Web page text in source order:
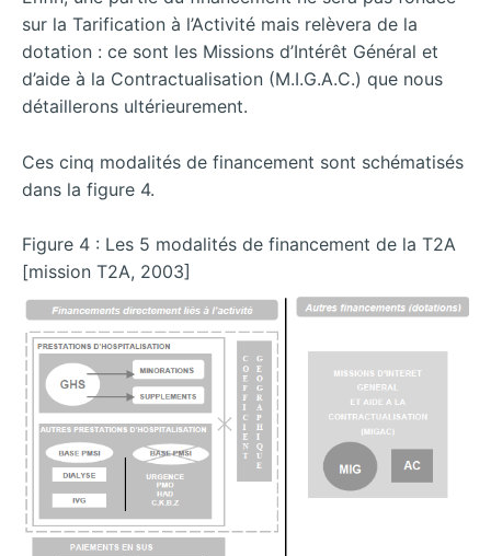
sur la Tarification à l’Activité mais relèvera de la
dotation : ce sont les Missions d’Intérêt Général et
d’aide à la Contractualisation (M.I.G.A.C.) que nous
détaillerons ultérieurement.
Ces cinq modalités de financement sont schématisés
dans la figure 4.
Figure 4 : Les 5 modalités de financement de la T2A
[mission T2A, 2003]